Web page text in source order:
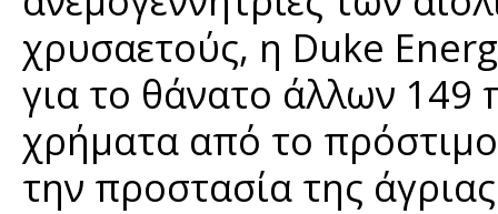
χρυσαετούς, η Duke
για το θάνατο άλλων 149
χρήματα από το
την προστασία της